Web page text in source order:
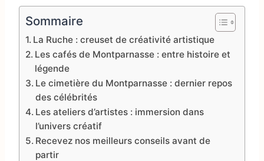
Sommaire
La Ruche : creuset de créativité artistique
Les cafés de Montparnasse : entre histoire et
légende
Le cimetière du Montparnasse : dernier repos
des célébrités
Les ateliers d’artistes : immersion dans
l’univers créatif
Recevez nos meilleurs conseils avant de
partir